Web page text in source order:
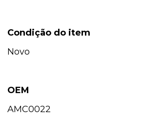
Condição do item
Novo
OEM
AMC0022